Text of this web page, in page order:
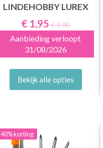
LINDEHOBBY LUREX
€ 1,95 € 3,90
Aanbieding verloopt
31/08/2026
Bekijk alle opties
40%korting